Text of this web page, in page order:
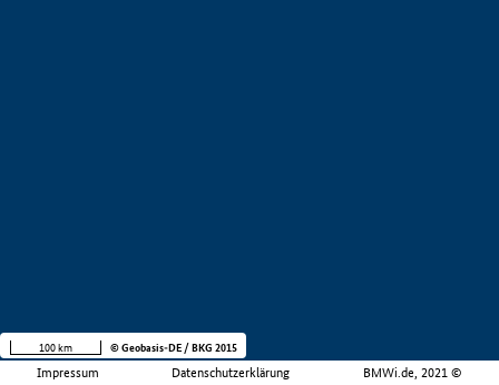
Impressum Datenschutzerklärung BMWi.de, 2021 ©
100 km © Geobasis-DE / BKG 2015